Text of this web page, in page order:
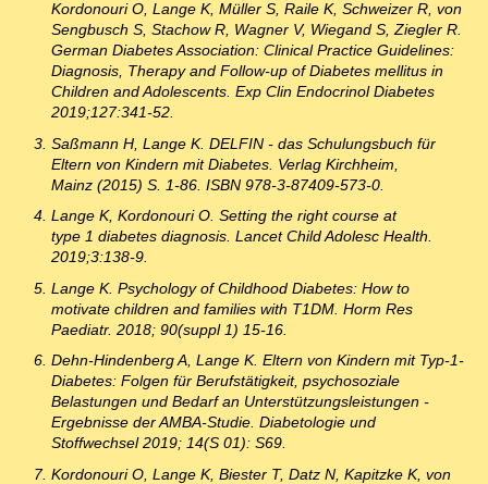
Kordonouri O, Lange K, Müller S, Raile K, Schweizer R, von
Sengbusch S, Stachow R, Wagner V, Wiegand S, Ziegler R.
German Diabetes Association: Clinical Practice Guidelines:
Diagnosis, Therapy and Follow-up of Diabetes mellitus in
Children and Adolescents. Exp Clin Endocrinol Diabetes
2019;127:341-52.
Saßmann H, Lange K. DELFIN - das Schulungsbuch für
Eltern von Kindern mit Diabetes. Verlag Kirchheim,
Mainz (2015) S. 1-86. ISBN 978-3-87409-573-0.
Lange K, Kordonouri O. Setting the right course at
type 1 diabetes diagnosis. Lancet Child Adolesc Health.
2019;3:138-9.
Lange K. Psychology of Childhood Diabetes: How to
motivate children and families with T1DM. Horm Res
Paediatr. 2018; 90(suppl 1) 15-16.
Dehn-Hindenberg A, Lange K. Eltern von Kindern mit Typ-1-
Diabetes: Folgen für Berufstätigkeit, psychosoziale
Belastungen und Bedarf an Unterstützungsleistungen -
Ergebnisse der AMBA-Studie. Diabetologie und
Stoffwechsel 2019; 14(S 01): S69.
Kordonouri O, Lange K, Biester T, Datz N, Kapitzke K, von